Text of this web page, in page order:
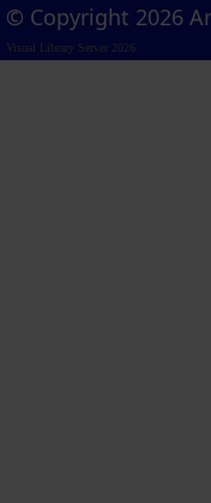
© Copyright 2026
Visual Library Server 2026